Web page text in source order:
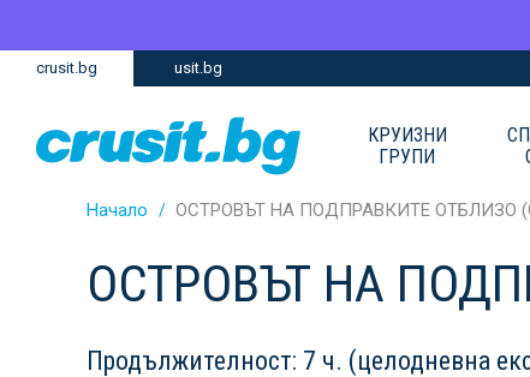
Премини
съдържание
Премини
crusit.bg usit.bg
КРУИЗНИ
ГРУПИ
Начало ОСТРОВЪТ НА ПОДПРАВКИТЕ ОТБЛИЗО
ОСТРОВЪТ НА
Продължителност: 7 ч. (целодневна